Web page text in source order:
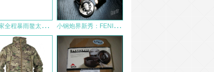
大
玩家全程暴雨鳌太行的一点装备体验 小
钢炮界新秀：FENIX E18R